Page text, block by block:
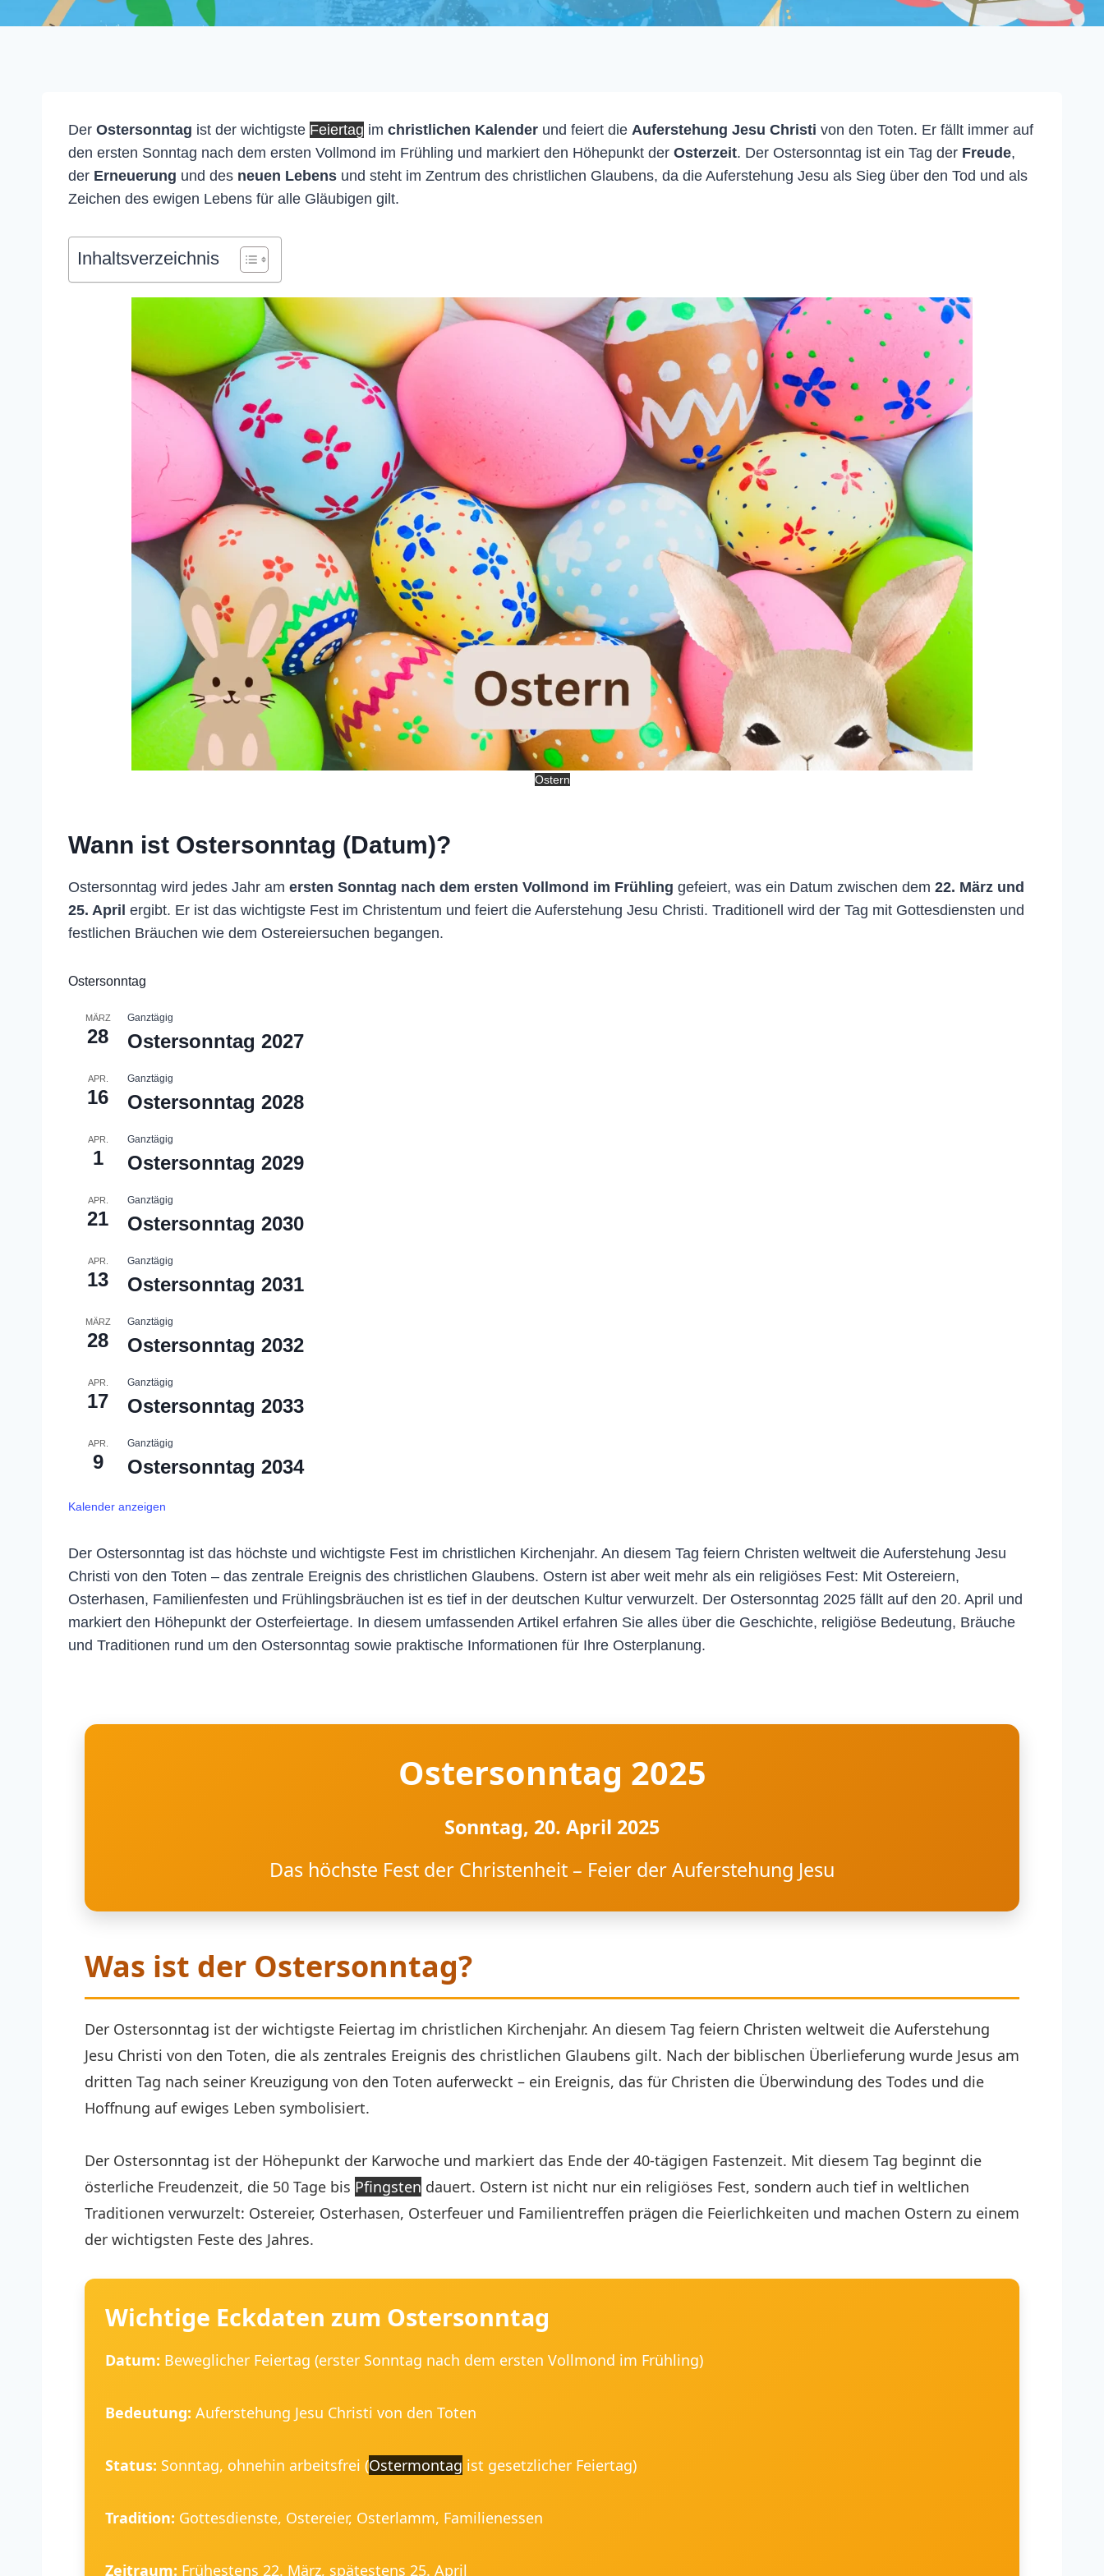
Der Ostersonntag ist der wichtigste Feiertag im christlichen Kalender und feiert die Auferstehung Jesu Christi von den Toten. Er fällt immer auf
den ersten Sonntag nach dem ersten Vollmond im Frühling und markiert den Höhepunkt der Osterzeit. Der Ostersonntag ist ein Tag der Freude,
der Erneuerung und des neuen Lebens und steht im Zentrum des christlichen Glaubens, da die Auferstehung Jesu als Sieg über den Tod und als
Zeichen des ewigen Lebens für alle Gläubigen gilt.
Inhaltsverzeichnis
Ostern
Wann ist Ostersonntag (Datum)?
Ostersonntag wird jedes Jahr am ersten Sonntag nach dem ersten Vollmond im Frühling gefeiert, was ein Datum zwischen dem 22. März und
25. April ergibt. Er ist das wichtigste Fest im Christentum und feiert die Auferstehung Jesu Christi. Traditionell wird der Tag mit Gottesdiensten und
festlichen Bräuchen wie dem Ostereiersuchen begangen.
Ostersonntag
MÄRZ
28
Ganztägig
Ostersonntag 2027
APR.
16
Ganztägig
Ostersonntag 2028
APR.
1
Ganztägig
Ostersonntag 2029
APR.
21
Ganztägig
Ostersonntag 2030
APR.
13
Ganztägig
Ostersonntag 2031
MÄRZ
28
Ganztägig
Ostersonntag 2032
APR.
17
Ganztägig
Ostersonntag 2033
APR.
9
Ganztägig
Ostersonntag 2034
Kalender anzeigen
Der Ostersonntag ist das höchste und wichtigste Fest im christlichen Kirchenjahr. An diesem Tag feiern Christen weltweit die Auferstehung Jesu
Christi von den Toten – das zentrale Ereignis des christlichen Glaubens. Ostern ist aber weit mehr als ein religiöses Fest: Mit Ostereiern,
Osterhasen, Familienfesten und Frühlingsbräuchen ist es tief in der deutschen Kultur verwurzelt. Der Ostersonntag 2025 fällt auf den 20. April und
markiert den Höhepunkt der Osterfeiertage. In diesem umfassenden Artikel erfahren Sie alles über die Geschichte, religiöse Bedeutung, Bräuche
und Traditionen rund um den Ostersonntag sowie praktische Informationen für Ihre Osterplanung.
Ostersonntag 2025
Sonntag, 20. April 2025
Das höchste Fest der Christenheit – Feier der Auferstehung Jesu
Was ist der Ostersonntag?
Der Ostersonntag ist der wichtigste Feiertag im christlichen Kirchenjahr. An diesem Tag feiern Christen weltweit die Auferstehung
Jesu Christi von den Toten, die als zentrales Ereignis des christlichen Glaubens gilt. Nach der biblischen Überlieferung wurde Jesus am
dritten Tag nach seiner Kreuzigung von den Toten auferweckt – ein Ereignis, das für Christen die Überwindung des Todes und die
Hoffnung auf ewiges Leben symbolisiert.
Der Ostersonntag ist der Höhepunkt der Karwoche und markiert das Ende der 40-tägigen Fastenzeit. Mit diesem Tag beginnt die
österliche Freudenzeit, die 50 Tage bis Pfingsten dauert. Ostern ist nicht nur ein religiöses Fest, sondern auch tief in weltlichen
Traditionen verwurzelt: Ostereier, Osterhasen, Osterfeuer und Familientreffen prägen die Feierlichkeiten und machen Ostern zu einem
der wichtigsten Feste des Jahres.
Wichtige Eckdaten zum Ostersonntag
Datum: Beweglicher Feiertag (erster Sonntag nach dem ersten Vollmond im Frühling)
Bedeutung: Auferstehung Jesu Christi von den Toten
Status: Sonntag, ohnehin arbeitsfrei (Ostermontag ist gesetzlicher Feiertag)
Tradition: Gottesdienste, Ostereier, Osterlamm, Familienessen
Zeitraum: Frühestens 22. März, spätestens 25. April